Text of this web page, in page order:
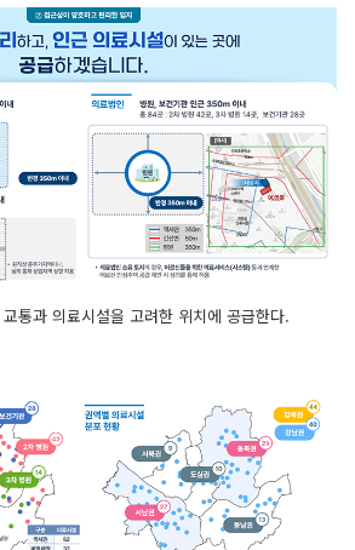
통과 의료시설을 고려한 위치에 공급한다.